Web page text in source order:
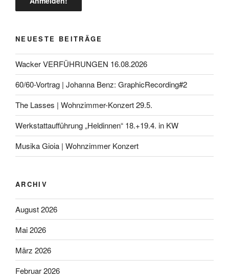
NEUESTE BEITRÄGE
Wacker VERFÜHRUNGEN 16.08.2026
60/60-Vortrag | Johanna Benz: GraphicRecording#2
The Lasses | Wohnzimmer-Konzert 29.5.
Werkstattaufführung „Heldinnen“ 18.+19.4. in KW
Musika Gioia | Wohnzimmer Konzert
ARCHIV
August 2026
Mai 2026
März 2026
Februar 2026